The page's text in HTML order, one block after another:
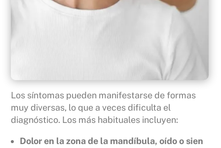
Los síntomas pueden manifestarse de formas
muy diversas, lo que a veces dificulta el
diagnóstico. Los más habituales incluyen:
Dolor en la zona de la mandíbula, oído o sien